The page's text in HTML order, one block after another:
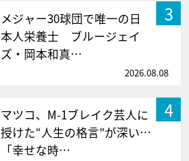
3
メジャー30球団で唯一の日
本人栄養士 ブルージェイ
ズ・岡本和真…
2026.08.08
4
マツコ、M-1ブレイク芸人に
授けた“人生の格言”が深い…
「幸せな時…